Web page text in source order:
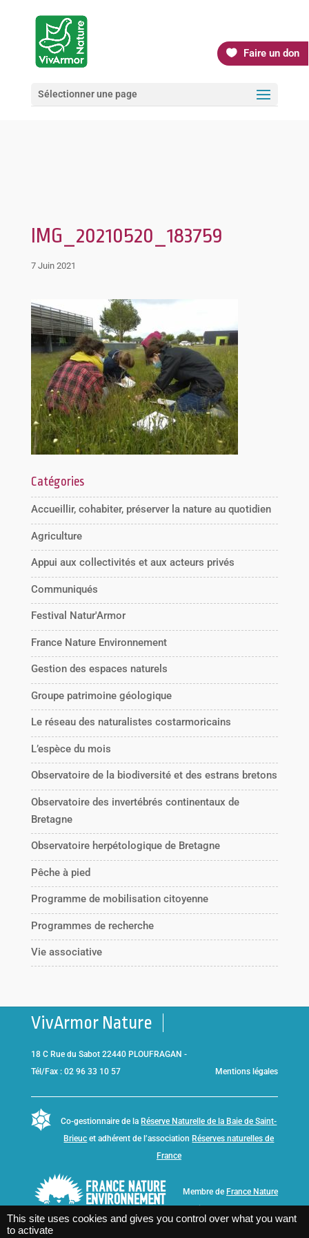
Faire un don
Sélectionner une page
IMG_20210520_183759
7 Juin 2021
Catégories
Accueillir, cohabiter, préserver la nature au quotidien
Agriculture
Appui aux collectivités et aux acteurs privés
Communiqués
Festival Natur'Armor
France Nature Environnement
Gestion des espaces naturels
Groupe patrimoine géologique
Le réseau des naturalistes costarmoricains
L’espèce du mois
Observatoire de la biodiversité et des estrans bretons
Observatoire des invertébrés continentaux de
Bretagne
Observatoire herpétologique de Bretagne
Pêche à pied
Programme de mobilisation citoyenne
Programmes de recherche
Vie associative
VivArmor Nature
18 C Rue du Sabot 22440 PLOUFRAGAN -
Tél/Fax : 02 96 33 10 57
Mentions légales
Co-gestionnaire de la Réserve Naturelle de la Baie de Saint-
Brieuc et adhérent de l’association Réserves naturelles de
France
Membre de France Nature
This site uses cookies and gives you control over what you want
to activate